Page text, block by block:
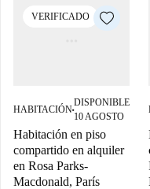
VERIFICADO
HABITACIÓN■
DISPONIBLE
10 AGOSTO
Habitación en piso
compartido en alquiler
en Rosa Parks-
Macdonald, París